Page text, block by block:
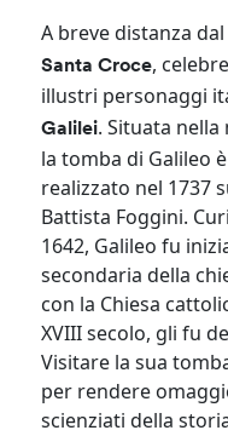
A breve distanza
Santa Croce,
illustri personaggi
Galilei. Situata nella
la tomba di Galileo
realizzato nel 1737
Battista Foggini.
1642, Galileo fu
secondaria della
con la Chiesa
XVIII secolo, gli fu
Visitare la sua
per rendere
scienziati della